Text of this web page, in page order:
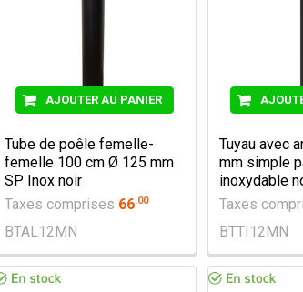
AJOUTER AU PANIER
Tube de poêle femelle-
femelle 100 cm Ø 125 mm
SP Inox noir
Taxes comprises 66.00
BTAL12MN
Tuyau avec
mm simple
inoxydable
Taxes
BTTI12MN